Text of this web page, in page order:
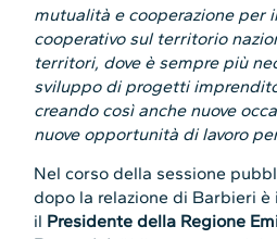
mutualità e cooperazione per
cooperativo sul territorio
territori, dove è sempre più
sviluppo di progetti
creando così anche nuove
nuove opportunità di lavoro
Nel corso della sessione
dopo la relazione di Barbieri è
il Presidente della Regione